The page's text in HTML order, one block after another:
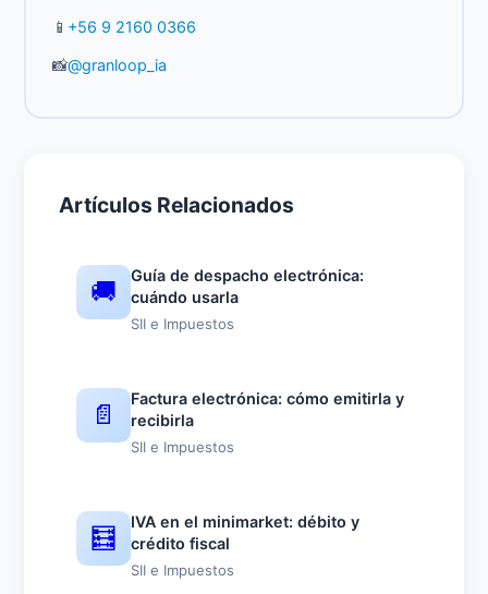
📱 +56 9 2160 0366
📸@granloop_ia
Artículos Relacionados
🚚
Guía de despacho electrónica:
cuándo usarla
SII e Impuestos
📄
Factura electrónica: cómo emitirla y
recibirla
SII e Impuestos
🧮
IVA en el minimarket: débito y
crédito fiscal
SII e Impuestos